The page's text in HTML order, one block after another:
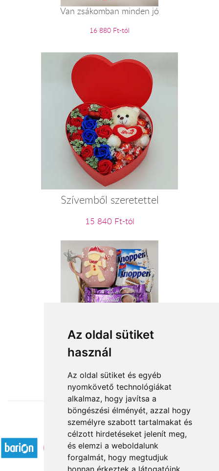
Az oldal sütiket
használ
Az oldal sütiket és egyéb
nyomkövető technológiákat
alkalmaz, hogy javítsa a
böngészési élményét, azzal hogy
személyre szabott tartalmakat és
célzott hirdetéseket jelenít meg,
és elemzi a weboldalunk
forgalmát, hogy megtudjuk
honnan érkeztek a látogatóink.
Van zsákomban minden jó
16 880 Ft-tól
Szívemből szeretettel
15 840 Ft-tól
Mézeskalács lányka
Elfogadott fizetési módok